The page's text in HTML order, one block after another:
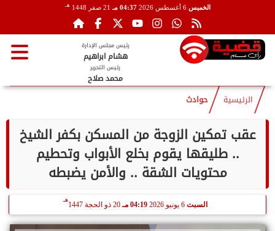
الخميس 6 أغسطس 2026 04:37 مـ 21 صفر 1448 هـ
رئيس مجلس الإدارة
هشام ابراهيم
رئيس التحرير
محمد صلاح
الرئيسية حوادث
عقب تمكين الزوجة من المسكن بكفر الشيخ
.. طليقها يقوم بخلع الأبواب وتحطيم
محتويات الشقة .. والأمن يضبطه
السبت 6 يونيو 2026 04:19 مـ 20 ذو الحجة 1447
هـ